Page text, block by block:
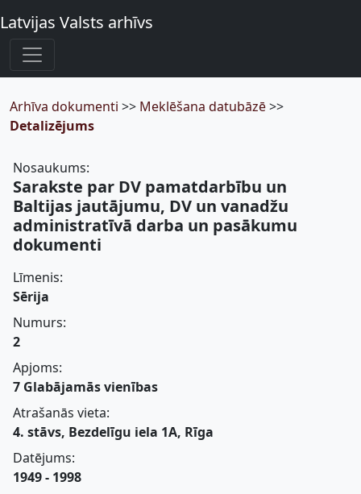
Latvijas Valsts arhīvs
Arhīva dokumenti >> Meklēšana datubāzē>>
Detalizējums
Nosaukums:
Sarakste par DV pamatdarbību un
Baltijas jautājumu, DV un vanadžu
administratīvā darba un pasākumu
dokumenti
Līmenis:
Sērija
Numurs:
2
Apjoms:
7 Glabājamās vienības
Atrašanās vieta:
4. stāvs, Bezdelīgu iela 1A, Rīga
Datējums:
1949 - 1998